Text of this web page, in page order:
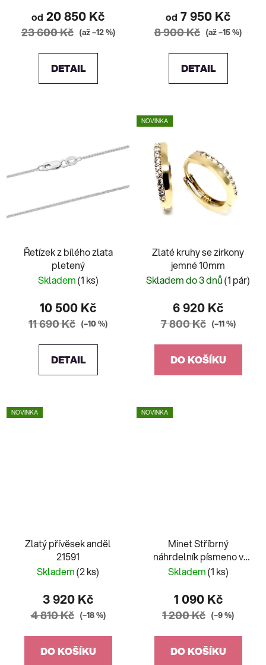
od 20 850 Kč
23 600 Kč (až –12 %)
DETAIL
od 7 950 Kč
8 900 Kč (až –15 %)
DETAIL
Řetízek z bílého zlata
pletený
Skladem(1 ks)
10 500 Kč
11 690 Kč (–10 %)
DETAIL
NOVINKA
Zlaté kruhy se zirkony
jemné 10mm
Skladem do 3 dnů(1 pár)
6 920 Kč
7 800 Kč (–11 %)
DO KOŠÍKU
NOVINKA
Zlatý přívěsek anděl
21591
Skladem(2 ks)
3 920 Kč
4 810 Kč (–18 %)
DO KOŠÍKU
NOVINKA
Minet Stříbrný
náhrdelník písmeno v
srdíčku "J" se zirkony
Skladem(1 ks)
1 090 Kč
1 200 Kč (–9 %)
DO KOŠÍKU